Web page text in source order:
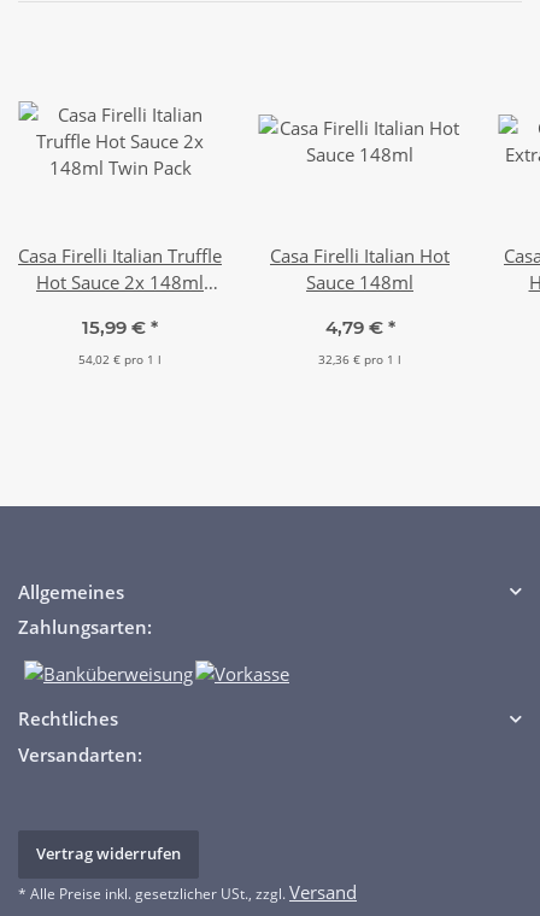
Casa Firelli Italian Truffle
Hot Sauce 2x 148ml
15,99 € *
54,02 € pro 1 l
Casa Firelli Italian Hot
Sauce 148ml
4,79 € *
32,36 € pro 1 l
Allgemeines
Zahlungsarten:
Rechtliches
Versandarten:
Vertrag widerrufen
* Alle Preise inkl. gesetzlicher USt., zzgl.Versand